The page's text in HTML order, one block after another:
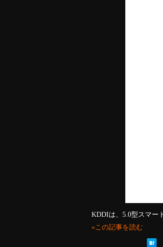
KDDIは、5.0型スマー
»この記事を読む